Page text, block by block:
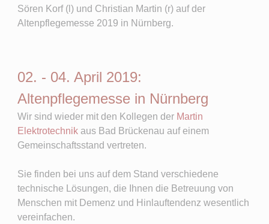
Sören Korf (l) und Christian Martin (r) auf der
Altenpflegemesse 2019 in Nürnberg.
02. - 04. April 2019:
Altenpflegemesse in Nürnberg
Wir sind wieder mit den Kollegen der Martin
Elektrotechnik aus Bad Brückenau auf einem
Gemeinschaftsstand vertreten.
Sie finden bei uns auf dem Stand verschiedene
technische Lösungen, die Ihnen die Betreuung von
Menschen mit Demenz und Hinlauftendenz wesentlich
vereinfachen.